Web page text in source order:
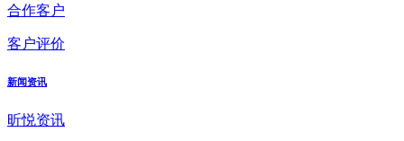
合作客户
客户评价
新闻资讯
昕悦资讯